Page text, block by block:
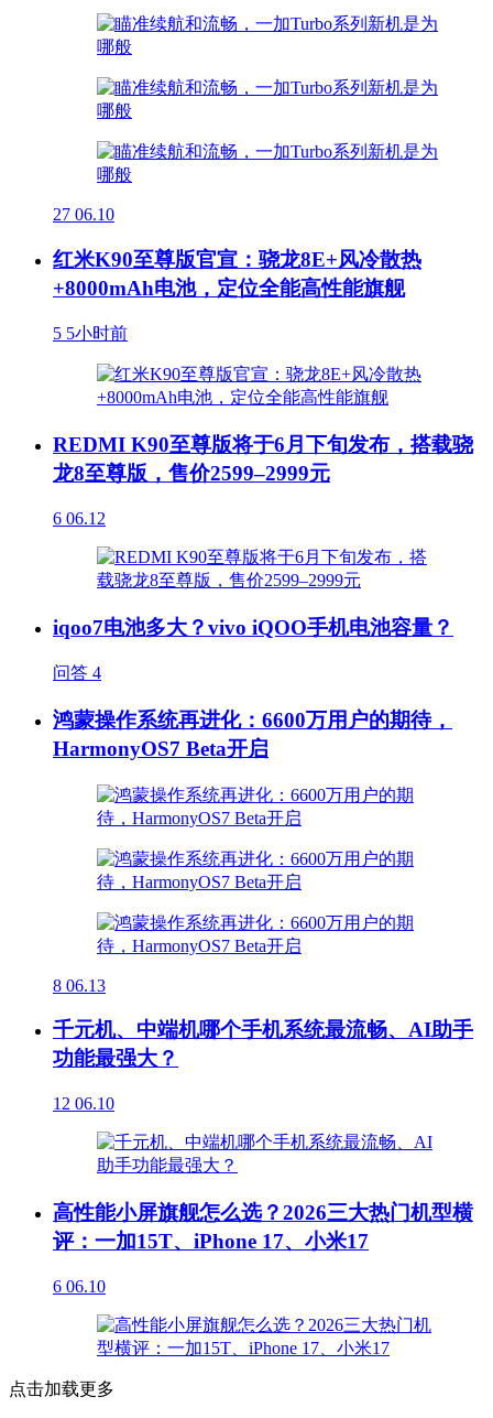
27 06.10
红米K90至尊版官宣：骁龙8E+风冷散热
+8000mAh电池，定位全能高性能旗舰
5 5小时前
REDMI K90至尊版将于6月下旬发布，搭载骁
龙8至尊版，售价2599–2999元
6 06.12
iqoo7电池多大？vivo iQOO手机电池容量？
问答 4
鸿蒙操作系统再进化：6600万用户的期待，
HarmonyOS7 Beta开启
8 06.13
千元机、中端机哪个手机系统最流畅、AI助手
功能最强大？
12 06.10
高性能小屏旗舰怎么选？2026三大热门机型横
评：一加15T、iPhone 17、小米17
6 06.10
点击加载更多